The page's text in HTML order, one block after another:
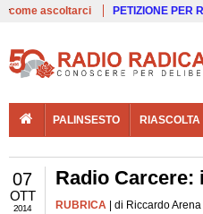
come ascoltarci PETIZIONE PER
PALINSESTO RIASCOLTA
07
OTT
2014
Radio Carcere:
RUBRICA | di Riccardo